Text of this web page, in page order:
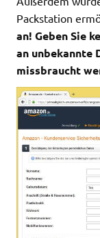
Packstation
an! Geben Sie
an unbekannte
missbraucht